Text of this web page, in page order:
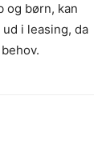
og børn, kan
i leasing, da